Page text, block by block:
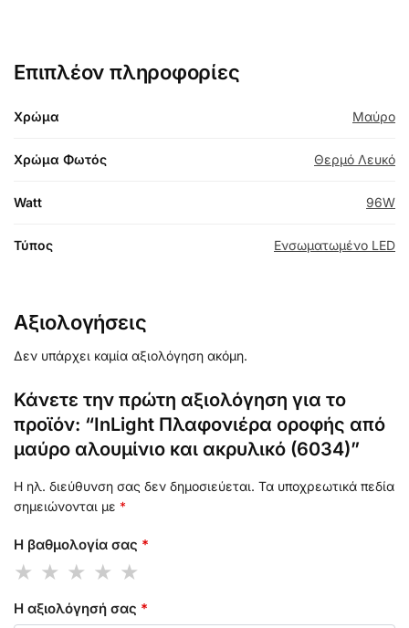
Επιπλέον πληροφορίες
Χρώμα Μαύρο
Χρώμα Φωτός Θερμό Λευκό
Watt 96W
Τύπος Ενσωματωμένο LED
Αξιολογήσεις
Δεν υπάρχει καμία αξιολόγηση ακόμη.
Κάνετε την πρώτη αξιολόγηση για το
προϊόν: “InLight Πλαφονιέρα οροφής από
μαύρο αλουμίνιο και ακρυλικό (6034)”
Η ηλ. διεύθυνση σας δεν δημοσιεύεται. Τα υποχρεωτικά πεδία
σημειώνονται με *
Η βαθμολογία σας *
Η αξιολόγησή σας *